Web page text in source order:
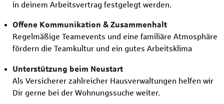
in deinem Arbeitsvertrag festgelegt werden.
Offene Kommunikation & Zusammenhalt
Regelmäßige Teamevents und eine familiäre Atmosphäre
fördern die Teamkultur und ein gutes Arbeitsklima
Unterstützung beim Neustart
Als Versicherer zahlreicher Hausverwaltungen helfen wir
Dir gerne bei der Wohnungssuche weiter.